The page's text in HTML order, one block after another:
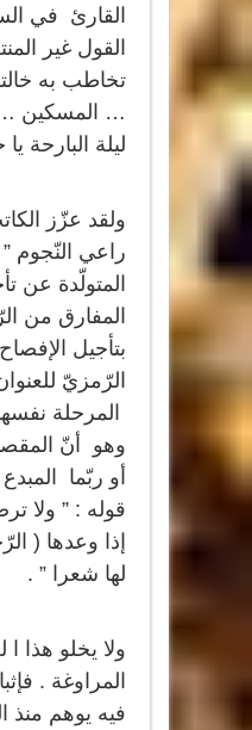
القارئ في
القول غير
تخاطب به
… المسكين …
ليلة البارحة
ولقد عزّز
راعي النّجوم
المتولّدة عن
المفارق من
بتأجيل
الرّمزيّ
المرحلة
وهو أنّ
أو ربّما
قوله : ” ولا
إذا وعدها (
لها شعرا ” .
ولا يخلو هذا
المراوغة .
فيه يوهم منذ